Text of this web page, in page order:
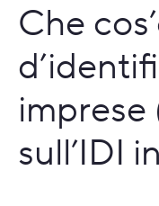
Che
imprese
sull’IDI